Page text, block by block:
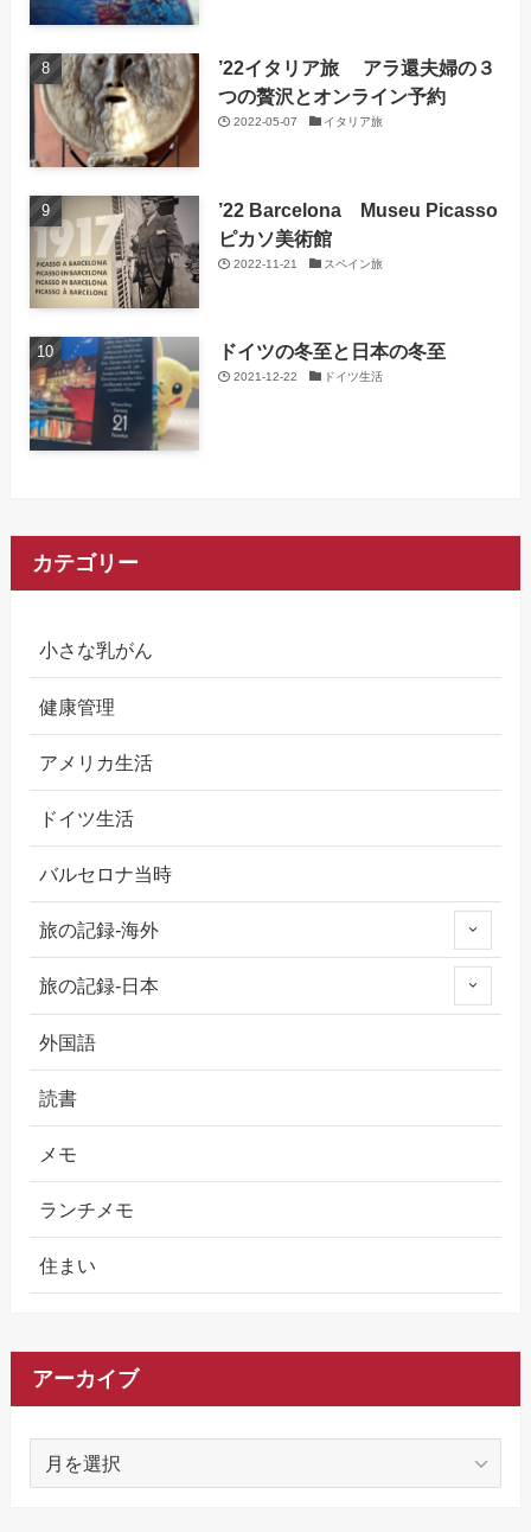
’22イタリア旅 アラ還夫婦の３
つの贅沢とオンライン予約
2022-05-07 イタリア旅
’22 Barcelona Museu Picasso
ピカソ美術館
2022-11-21 スペイン旅
ドイツの冬至と日本の冬至
2021-12-22 ドイツ生活
カテゴリー
小さな乳がん
健康管理
アメリカ生活
ドイツ生活
バルセロナ当時
旅の記録-海外
旅の記録-日本
外国語
読書
メモ
ランチメモ
住まい
アーカイブ